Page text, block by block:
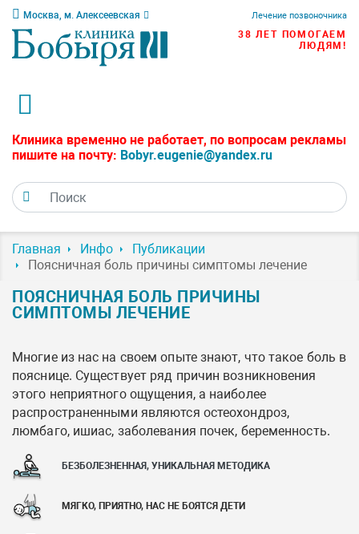
Москва, м. Алексеевская Лечение позвоночника
38 ЛЕТ ПОМОГАЕМ
ЛЮДЯМ!
Клиника временно не работает, по вопросам рекламы
пишите на почту: Bobyr.eugenie@yandex.ru
Главная Инфо
Публикации
Поясничная боль причины симптомы лечение
ПОЯСНИЧНАЯ БОЛЬ ПРИЧИНЫ
СИМПТОМЫ ЛЕЧЕНИЕ
Многие из нас на своем опыте знают, что такое боль в
пояснице. Существует ряд причин возникновения
этого неприятного ощущения, а наиболее
распространенными являются остеохондроз,
люмбаго, ишиас, заболевания почек, беременность.
БЕЗБОЛЕЗНЕННАЯ, УНИКАЛЬНАЯ МЕТОДИКА
МЯГКО, ПРИЯТНО, НАС НЕ БОЯТСЯ ДЕТИ